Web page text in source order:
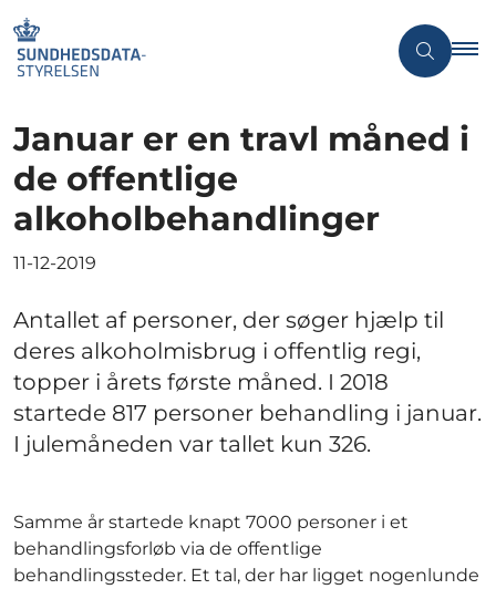
Januar er en travl måned i
de offentlige
alkoholbehandlinger
11-12-2019
Antallet af personer, der søger hjælp til
deres alkoholmisbrug i offentlig regi,
topper i årets første måned. I 2018
startede 817 personer behandling i januar.
I julemåneden var tallet kun 326.
Samme år startede knapt 7000 personer i et
behandlingsforløb via de offentlige
behandlingssteder. Et tal, der har ligget nogenlunde